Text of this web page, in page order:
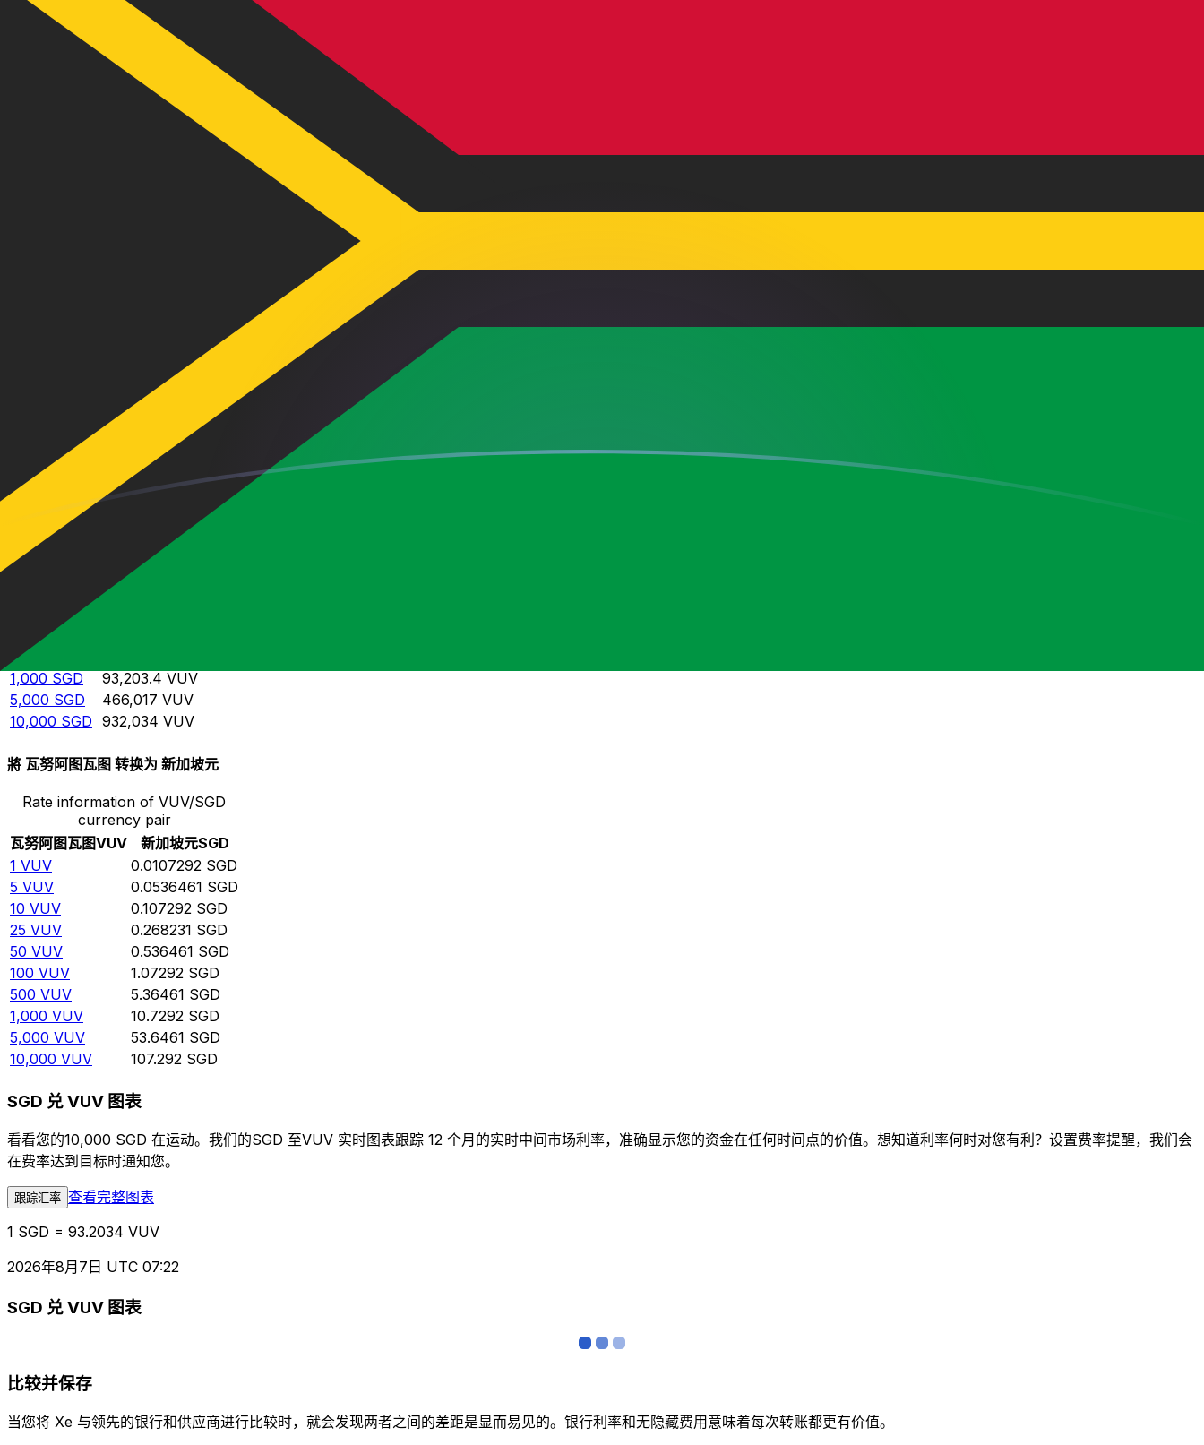
SGD 339311
中间市场汇率于 UTC 07:22
我们可以提供比竞争对手更优惠的汇率。
我仅的仅仅器会使用中期市仅仅率。仅仅供参考。您仅款仅不会仅得此仅率。仅看仅款仅率。
SGD VUV 今日汇率
將 新加坡元 转换为 瓦努阿图瓦图
Rate information of SGD/VUV
currency pair
SGD
VUV
VUV
SGD 466.017 VUV
10
932.034
2,330.08
SGD
500
1,000 SGD 93,203.4 VUV
5,000 SGD 466,017 VUV
10,000 SGD 932,034 VUV
將 瓦努阿图瓦图 转换为 新加坡元
Rate information of VUV/SGD
currency pair
瓦努阿图瓦图VUV 新加坡元SGD
1 VUV 0.0107292 SGD
5 VUV 0.0536461 SGD
10 VUV 0.107292 SGD
25 VUV 0.268231 SGD
50 VUV 0.536461 SGD
100 VUV 1.07292 SGD
500 VUV 5.36461 SGD
1,000 VUV 10.7292 SGD
5,000 VUV 53.6461 SGD
10,000 VUV 107.292 SGD
SGD 兑 VUV 图表
看看您的10,000 SGD 在运动。我们的SGD 至VUV 实时图表跟踪 12 个月的实时中间市场利率，准确显示您的资金在任何时间点的价值。想知道利率何时对您有利？设置费率提醒，我们会
在费率达到目标时通知您。
跟踪汇率 查看完整图表
1 SGD = 93.2034 VUV
2026年8月7日 UTC 07:22
SGD 兑 VUV 图表
比较并保存
当您将 Xe 与领先的银行和供应商进行比较时，就会发现两者之间的差距是显而易见的。银行利率和无隐藏费用意味着每次转账都更有价值。